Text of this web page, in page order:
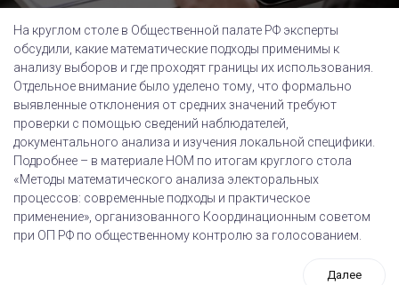
На круглом столе в Общественной палате РФ эксперты
обсудили, какие математические подходы применимы к
анализу выборов и где проходят границы их использования.
Отдельное внимание было уделено тому, что формально
выявленные отклонения от средних значений требуют
проверки с помощью сведений наблюдателей,
документального анализа и изучения локальной специфики.
Подробнее – в материале НОМ по итогам круглого стола
«Методы математического анализа электоральных
процессов: современные подходы и практическое
применение», организованного Координационным советом
при ОП РФ по общественному контролю за голосованием.
Далее